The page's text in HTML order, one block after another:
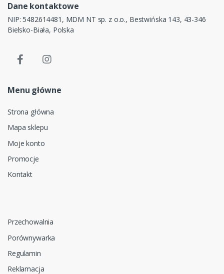
Dane kontaktowe
NIP: 5482614481, MDM NT sp. z o.o., Bestwińska 143, 43-346
Bielsko-Biała, Polska
Menu główne
Strona główna
Mapa sklepu
Moje konto
Promocje
Kontakt
Przechowalnia
Porównywarka
Regulamin
Reklamacja